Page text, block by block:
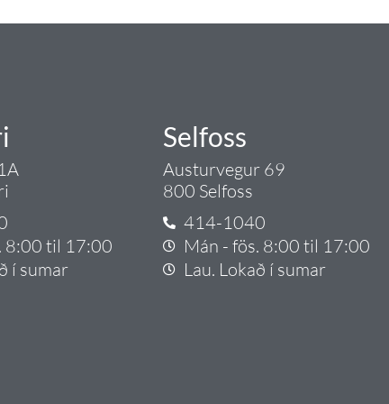
8:00 til 17:00
í sumar
Selfoss
Austurvegur 69
800 Selfoss
414-1040
Mán - fös. 8:00 til 17:00
Lau. Lokað í sumar